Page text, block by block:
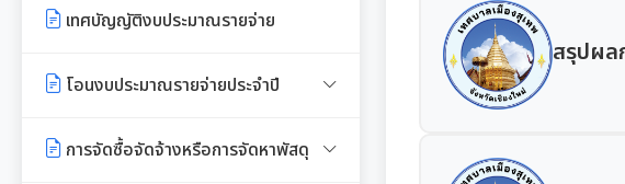
คู่มือหรือแนวทางการขอรับบริการ
ข้อมูลสถิติการให้บริการ
รายงานผลการสำรวจความพึงพอใจ
เทศบัญญัติงบประมาณรายจ่าย
โอนงบประมาณรายจ่ายประจำปี
โอนงบประมาณรายจ่ายประจำปี
การจัดซื้อจัดจ้างหรือการจัดหาพัสดุ
สรุปผล